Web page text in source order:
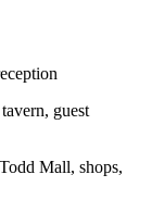
guest
Mall, shops,